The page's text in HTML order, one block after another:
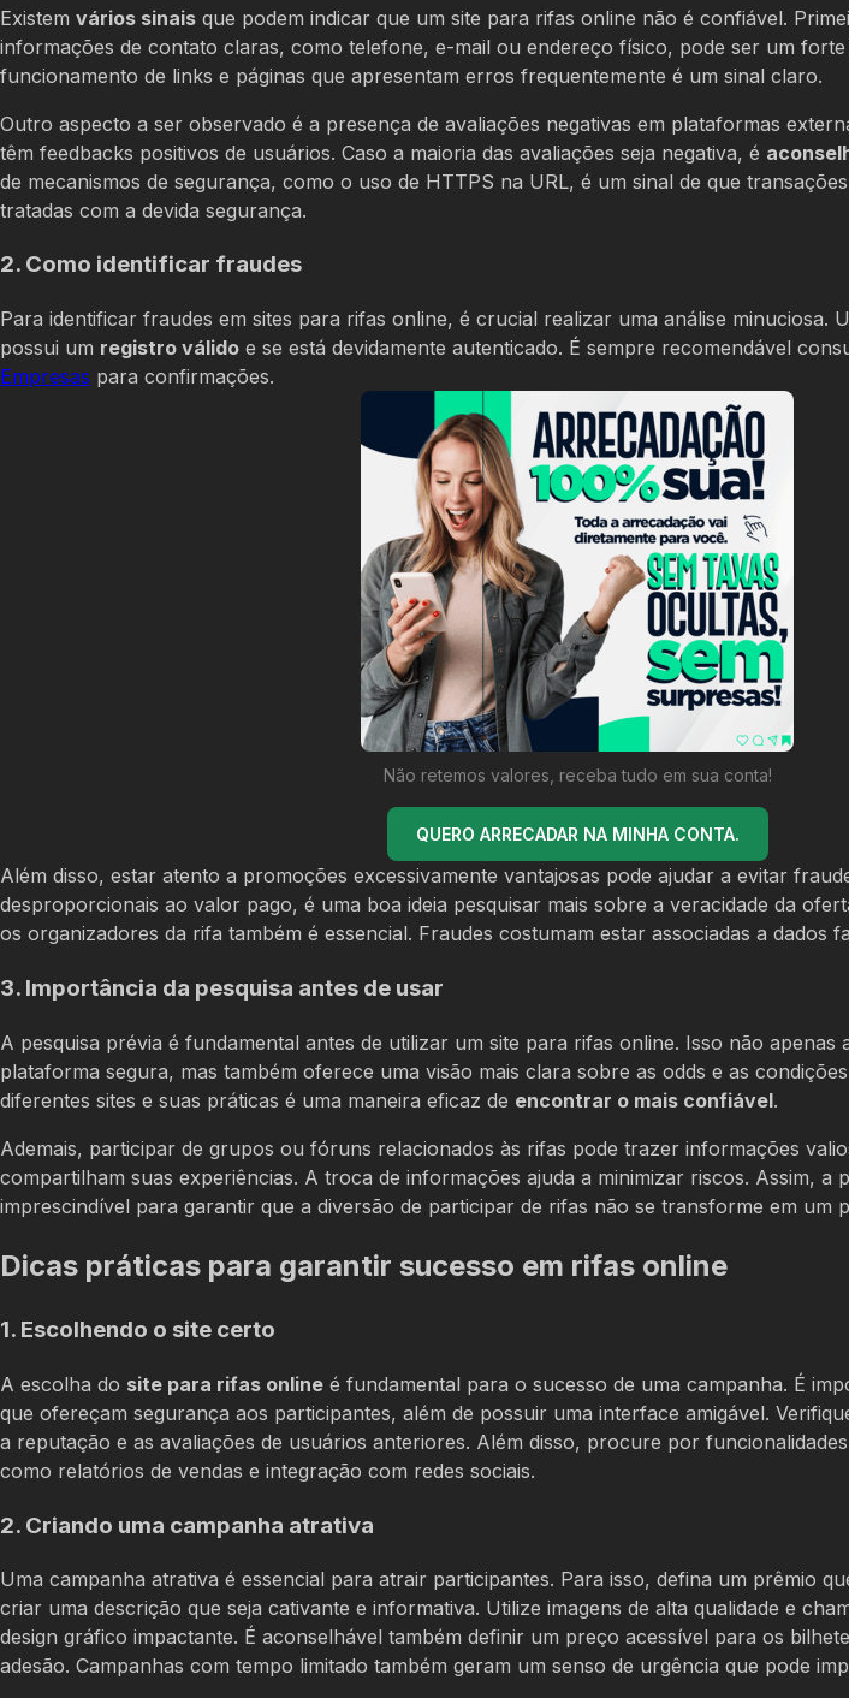
Existem vários sinais que podem indicar que um site para rifas online não é confiável.
informações de contato claras, como telefone, e-mail ou endereço físico, pode ser um
funcionamento de links e páginas que apresentam erros frequentemente é um sinal claro.
Outro aspecto a ser observado é a presença de avaliações negativas em plataformas
têm feedbacks positivos de usuários. Caso a maioria das avaliações seja negativa, é
de mecanismos de segurança, como o uso de HTTPS na URL, é um sinal de que
tratadas com a devida segurança.
2. Como identificar fraudes
Para identificar fraudes em sites para rifas online, é crucial realizar uma análise minuciosa.
possui um registro válido e se está devidamente autenticado. É sempre recomendável
Empresas para confirmações.
Não retemos valores, receba tudo em sua conta!
QUERO ARRECADAR NA MINHA CONTA.
Além disso, estar atento a promoções excessivamente vantajosas pode ajudar a evitar
desproporcionais ao valor pago, é uma boa ideia pesquisar mais sobre a veracidade da
os organizadores da rifa também é essencial. Fraudes costumam estar associadas a dados
3. Importância da pesquisa antes de usar
A pesquisa prévia é fundamental antes de utilizar um site para rifas online. Isso não apenas
plataforma segura, mas também oferece uma visão mais clara sobre as odds e as
diferentes sites e suas práticas é uma maneira eficaz de encontrar o mais confiável.
Ademais, participar de grupos ou fóruns relacionados às rifas pode trazer informações
compartilham suas experiências. A troca de informações ajuda a minimizar riscos. Assim, a
imprescindível para garantir que a diversão de participar de rifas não se transforme em um
Dicas práticas para garantir sucesso em rifas online
1. Escolhendo o site certo
A escolha do site para rifas online é fundamental para o sucesso de uma campanha. É
que ofereçam segurança aos participantes, além de possuir uma interface amigável.
a reputação e as avaliações de usuários anteriores. Além disso, procure por
como relatórios de vendas e integração com redes sociais.
2. Criando uma campanha atrativa
Uma campanha atrativa é essencial para atrair participantes. Para isso, defina um prêmio
criar uma descrição que seja cativante e informativa. Utilize imagens de alta qualidade e
design gráfico impactante. É aconselhável também definir um preço acessível para os
adesão. Campanhas com tempo limitado também geram um senso de urgência que pode